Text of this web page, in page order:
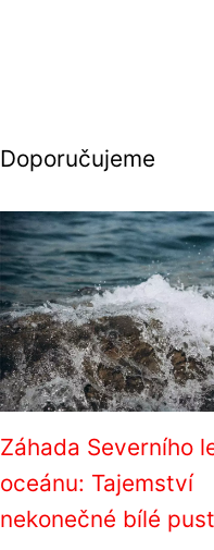
Doporučujeme
Záhada Severního
oceánu: Tajemství
nekonečné bílé